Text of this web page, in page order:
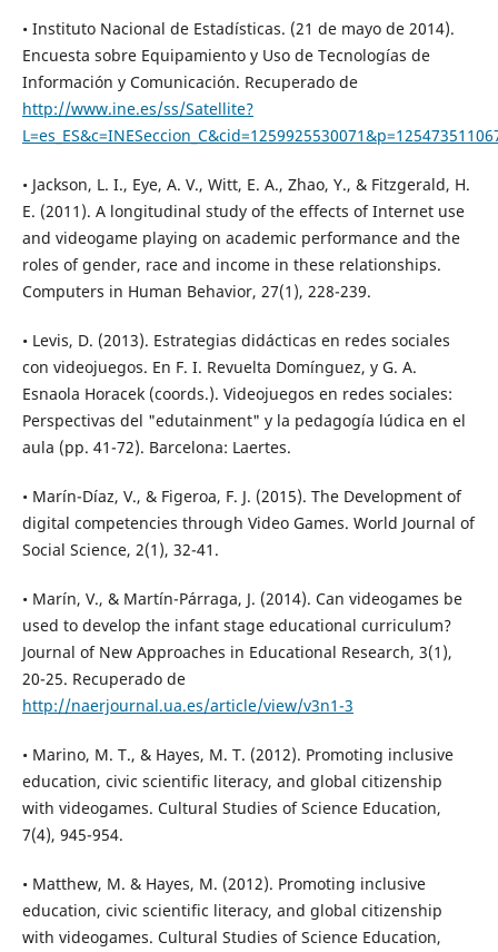
• Instituto Nacional de Estadísticas. (21 de mayo de 2014).
Encuesta sobre Equipamiento y Uso de Tecnologías de
Información y Comunicación. Recuperado de
http://www.ine.es/ss/Satellite?
• Jackson, L. I., Eye, A. V., Witt, E. A., Zhao, Y., & Fitzgerald, H.
E. (2011). A longitudinal study of the effects of Internet use
and videogame playing on academic performance and the
roles of gender, race and income in these relationships.
Computers in Human Behavior, 27(1), 228-239.
• Levis, D. (2013). Estrategias didácticas en redes sociales
con videojuegos. En F. I. Revuelta Domínguez, y G. A.
Esnaola Horacek (coords.). Videojuegos en redes sociales:
Perspectivas del "edutainment" y la pedagogía lúdica en el
aula (pp. 41-72). Barcelona: Laertes.
• Marín-Díaz, V., & Figeroa, F. J. (2015). The Development of
digital competencies through Video Games. World Journal of
Social Science, 2(1), 32-41.
• Marín, V., & Martín-Párraga, J. (2014). Can videogames be
used to develop the infant stage educational curriculum?
Journal of New Approaches in Educational Research, 3(1),
20-25. Recuperado de
http://naerjournal.ua.es/article/view/v3n1-3
• Marino, M. T., & Hayes, M. T. (2012). Promoting inclusive
education, civic scientific literacy, and global citizenship
with videogames. Cultural Studies of Science Education,
7(4), 945-954.
• Matthew, M. & Hayes, M. (2012). Promoting inclusive
education, civic scientific literacy, and global citizenship
with videogames. Cultural Studies of Science Education,